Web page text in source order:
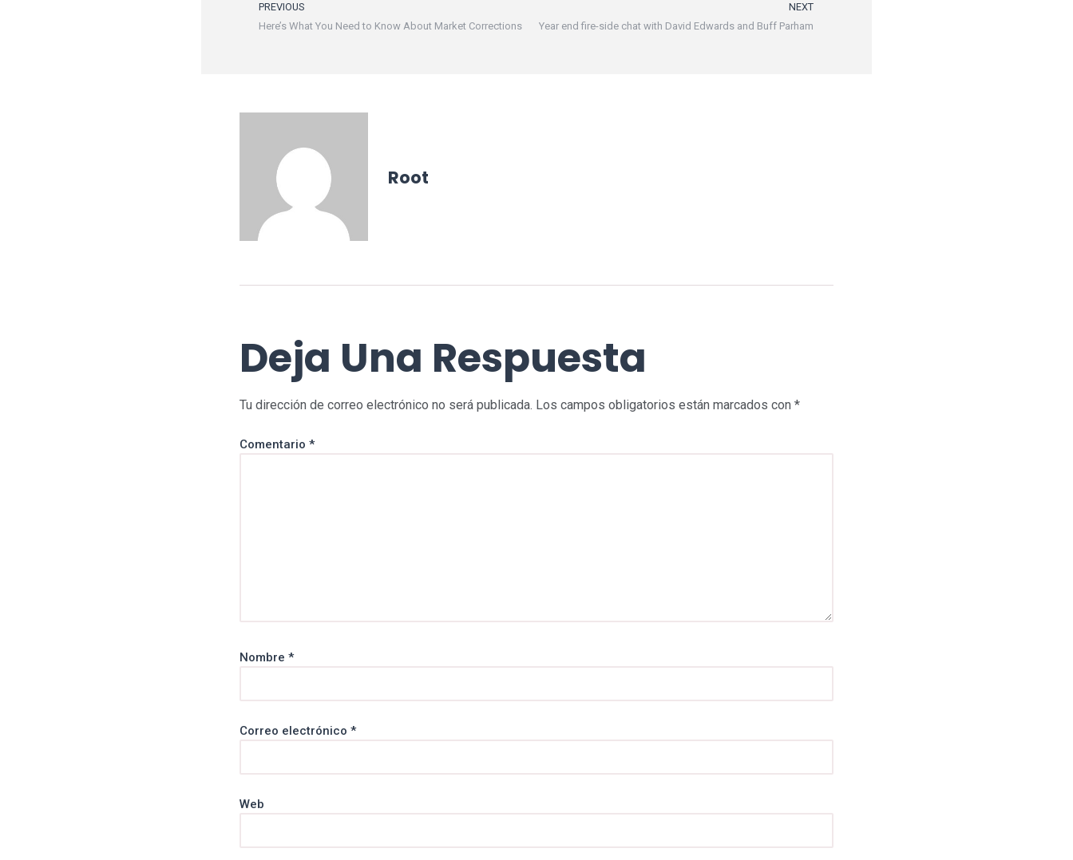
PREVIOUS
Here’s What You Need to Know About Market Corrections
NEXT
Year end fire-side chat with David Edwards and Buff Parham
Root
Deja Una Respuesta
Tu dirección de correo electrónico no será publicada. Los campos obligatorios están marcados con *
Comentario *
Nombre *
Correo electrónico *
Web